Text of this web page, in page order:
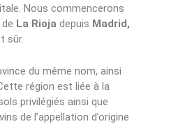
Nous commencerons
La Rioja depuis Madrid,
sûr.
du même nom, ainsi
région est liée à la
privilégiés ainsi que
de l’appellation d’origine